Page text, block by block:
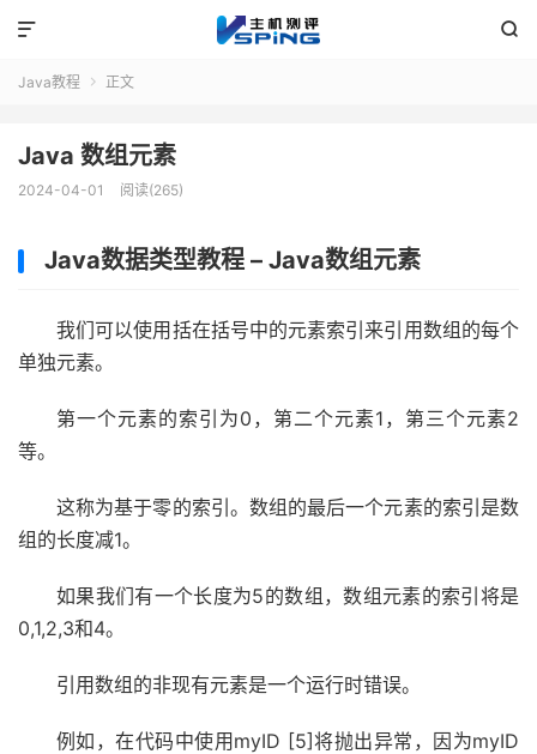


Java教程  正文
Java 数组元素
2024-04-01 阅读(265)
Java数据类型教程 – Java数组元素
我们可以使用括在括号中的元素索引来引用数组的每个
单独元素。
第一个元素的索引为0，第二个元素1，第三个元素2
等。
这称为基于零的索引。数组的最后一个元素的索引是数
组的长度减1。
如果我们有一个长度为5的数组，数组元素的索引将是
0,1,2,3和4。
引用数组的非现有元素是一个运行时错误。
例如，在代码中使用myID [5]将抛出异常，因为myID